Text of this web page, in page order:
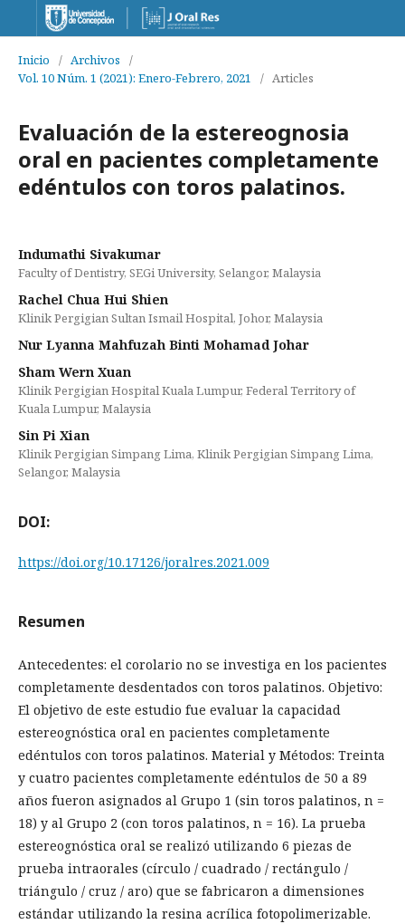
Inicio / Archivos
/
Vol. 10 Núm. 1 (2021): Enero-Febrero, 2021
/ Articles
Evaluación de la estereognosia
oral en pacientes completamente
edéntulos con toros palatinos.
Indumathi Sivakumar
Faculty of Dentistry, SEGi University, Selangor, Malaysia
Rachel Chua Hui Shien
Klinik Pergigian Sultan Ismail Hospital, Johor, Malaysia
Nur Lyanna Mahfuzah Binti Mohamad Johar
Sham Wern Xuan
Klinik Pergigian Hospital Kuala Lumpur, Federal Territory of
Kuala Lumpur, Malaysia
Sin Pi Xian
Klinik Pergigian Simpang Lima, Klinik Pergigian Simpang Lima,
Selangor, Malaysia
DOI:
https://doi.org/10.17126/joralres.2021.009
Resumen
Antecedentes: el corolario no se investiga en los pacientes
completamente desdentados con toros palatinos. Objetivo:
El objetivo de este estudio fue evaluar la capacidad
estereognóstica oral en pacientes completamente
edéntulos con toros palatinos. Material y Métodos: Treinta
y cuatro pacientes completamente edéntulos de 50 a 89
años fueron asignados al Grupo 1 (sin toros palatinos, n =
18) y al Grupo 2 (con toros palatinos, n = 16). La prueba
estereognóstica oral se realizó utilizando 6 piezas de
prueba intraorales (círculo / cuadrado / rectángulo /
triángulo / cruz / aro) que se fabricaron a dimensiones
estándar utilizando la resina acrílica fotopolimerizable.